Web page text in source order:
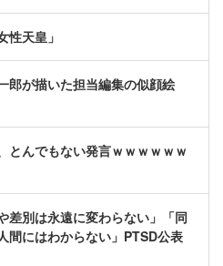
性天皇」
郎が描いた担当編集の似顔絵
とんでもない発言ｗｗｗｗｗｗ
差別は永遠に変わらない」「同
間にはわからない」PTSD公表